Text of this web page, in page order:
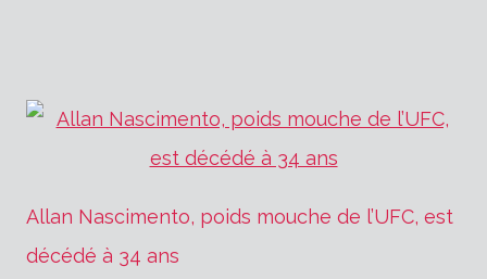
Allan Nascimento, poids mouche de l’UFC, est
décédé à 34 ans